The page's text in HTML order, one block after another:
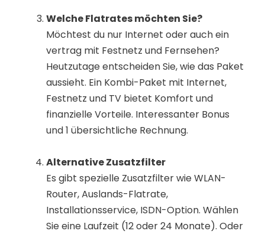
Welche Flatrates möchten Sie?
Möchtest du nur Internet oder auch ein
vertrag mit Festnetz und Fernsehen?
Heutzutage entscheiden Sie, wie das Paket
aussieht. Ein Kombi-Paket mit Internet,
Festnetz und TV bietet Komfort und
finanzielle Vorteile. Interessanter Bonus
und 1 übersichtliche Rechnung.
Alternative Zusatzfilter
Es gibt spezielle Zusatzfilter wie WLAN-
Router, Auslands-Flatrate,
Installationsservice, ISDN-Option. Wählen
Sie eine Laufzeit (12 oder 24 Monate). Oder